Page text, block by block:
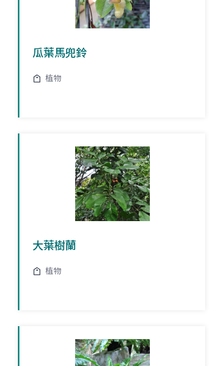
瓜葉馬兜鈴
植物
大葉樹蘭
植物